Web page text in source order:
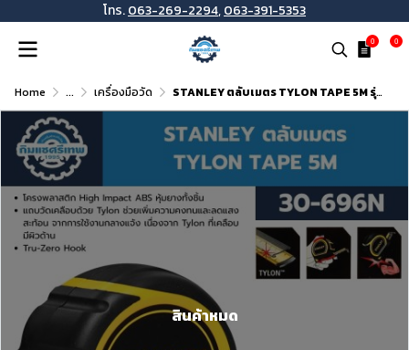
โทร.063-269-2294,063-391-5353
0 0
Home ... เครื่องมือวัด STANLEY ตลับเมตร TYLON TAPE 5M รุ่น 30-696N
สินค้าหมด